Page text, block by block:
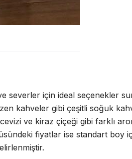
severler için ideal seçenekler
kahveler gibi çeşitli soğuk
ve kiraz çiçeği gibi farklı
fiyatlar ise standart boy